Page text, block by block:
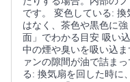
です。 変色している:
はなく、茶色や黒色に
面」でわかる目安 吸い
中の煙や臭いを吸い込
ァンの隙間が油で詰ま
る: 換気扇を回した時に